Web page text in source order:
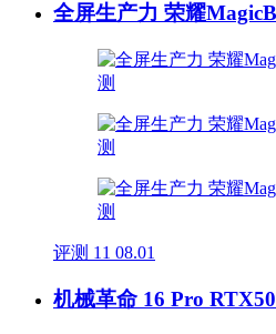
全屏生产力 荣耀
评测 11 08.01
机械革命 16 Pro